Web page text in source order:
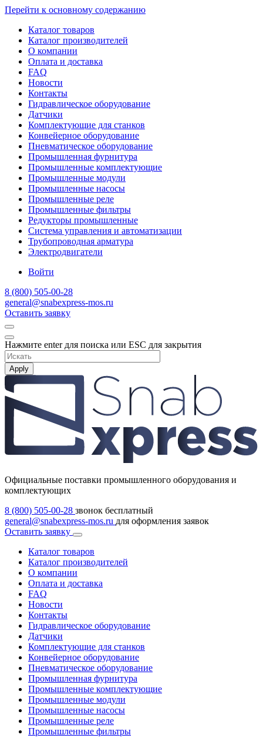
Перейти к основному содержанию
Каталог товаров
Каталог производителей
О компании
Оплата и доставка
FAQ
Новости
Контакты
Гидравлическое оборудование
Датчики
Комплектующие для станков
Конвейерное оборудование
Пневматическое оборудование
Промышленная фурнитура
Промышленные комплектующие
Промышленные модули
Промышленные насосы
Промышленные реле
Промышленные фильтры
Редукторы промышленные
Система управления и автоматизации
Трубопроводная арматура
Электродвигатели
Войти
8 (800) 505-00-28
general@snabexpress-mos.ru
Оставить заявку
Нажмите enter для поиска или ESC для закрытия
Apply
Официальные поставки промышленного оборудования и
комплектующих
8 (800) 505-00-28 звонок бесплатный
general@snabexpress-mos.ru для оформления заявок
Оставить заявку
Каталог товаров
Каталог производителей
О компании
Оплата и доставка
FAQ
Новости
Контакты
Гидравлическое оборудование
Датчики
Комплектующие для станков
Конвейерное оборудование
Пневматическое оборудование
Промышленная фурнитура
Промышленные комплектующие
Промышленные модули
Промышленные насосы
Промышленные реле
Промышленные фильтры